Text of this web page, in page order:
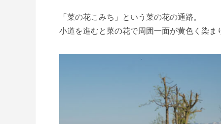
「菜の花こみち」という菜の花の通路。
小道を進むと菜の花で周囲一面が黄色く染ま